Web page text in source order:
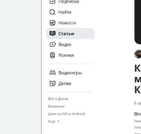
Бизнес-
Завтрак